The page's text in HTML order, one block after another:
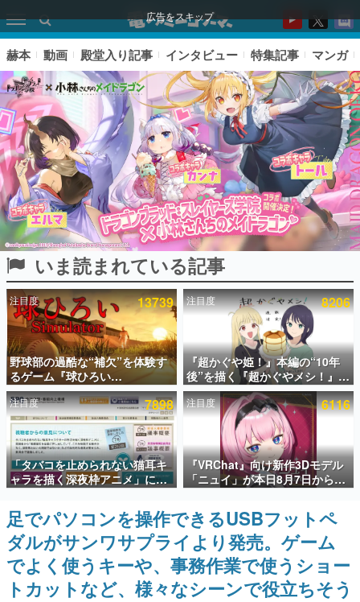
広告をスキップ
ピックアップ
電ファミのいま読まれている記事ランキング
アプリセール情報
インタビュー
連載・特集一覧
殿堂入り記事
SNS拡散数が数千以上！ ページビュー数万以上！ などな
ど。多くの人々に読まれた、電ファミ渾身の“殿堂入り”記
事をまとめました。
ゲームの企画書
名作ゲームクリエイターの方々に製作時のエピソードをお
聞きし、ヒットする企画（ゲーム）とは何か？を探ってい
きます。
赫本
この物語を解いてはいけない。『赫本』は、〈試験問題〉
赫本 動画 殿堂入り記事 インタビュー 特集記事 マンガ
いま読まれている記事
注目度 13739
野球部の過酷な“補欠”を体験す
るゲーム『球ひろい
Simulator』が「1件」のウィッ
シュリストをもとにチェコ語に
対応しSNSで話題に。『キング
ダム・カム』開発元やチェコの
プロ野球選手から称賛の声
注目度 8206
『超かぐや姫！』本編の“10年
後”を描く『超かぐやメシ！』
Web連載決定。新たなWebマン
ガレーベル「ビビビコミック」
にて特別話が掲載スタート、あ
のお話には…まだ続きがある！
注目度 7898
「タバコを止められない猫耳キ
ャラを描く深夜枠アニメ」に視
聴者の一部から批判意見。違法
薬物の使用と思しき描写も含め
て、BPOが議論を交わす
注目度 6116
『VRChat』向け新作3Dモデル
「ニュイ」が本日8月7日から
BOOTHにて発売。瞳に光る星
わいい
足でパソコンを操作できるUSBフットペ
ダルがサンワサプライより発売。ゲーム
でよく使うキーや、事務作業で使うショー
トカットなど、様々なシーンで役立ちそう